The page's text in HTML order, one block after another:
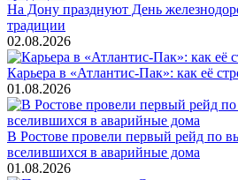
На Дону празднуют День
традиции
02.08.2026
Карьера в «Атлантис-Пак»: как её
01.08.2026
В Ростове провели первый рейд по
вселившихся в аварийные дома
01.08.2026